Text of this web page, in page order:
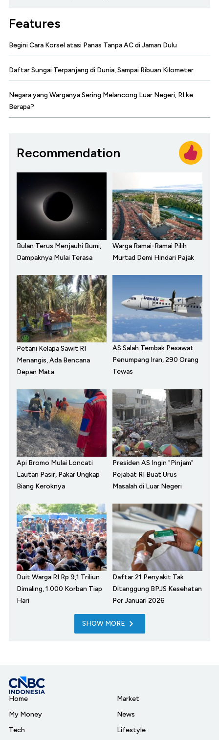
Features
Begini Cara Korsel atasi Panas Tanpa AC di Jaman Dulu
Daftar Sungai Terpanjang di Dunia, Sampai Ribuan Kilometer
Negara yang Warganya Sering Melancong Luar Negeri, RI ke
Berapa?
Recommendation
Bulan Terus Menjauhi Bumi,
Dampaknya Mulai Terasa
Warga Ramai-Ramai Pilih
Murtad Demi Hindari Pajak
Petani Kelapa Sawit RI
Menangis, Ada Bencana
Depan Mata
AS Salah Tembak Pesawat
Penumpang Iran, 290 Orang
Tewas
Api Bromo Mulai Loncati
Lautan Pasir, Pakar Ungkap
Biang Keroknya
Presiden AS Ingin "Pinjam"
Pejabat RI Buat Urus
Masalah di Luar Negeri
Duit Warga RI Rp 9,1 Triliun
Dimaling, 1.000 Korban Tiap
Hari
Daftar 21 Penyakit Tak
Ditanggung BPJS Kesehatan
Per Januari 2026
SHOW MORE
Home
My Money
Tech
Market
News
Lifestyle